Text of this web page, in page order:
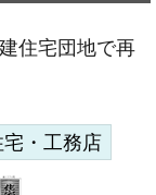
住宅団地で再
宅・工務店